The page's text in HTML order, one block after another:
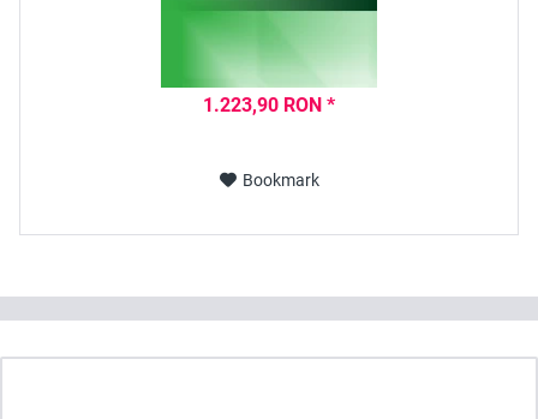
1.223,90 RON *
Bookmark